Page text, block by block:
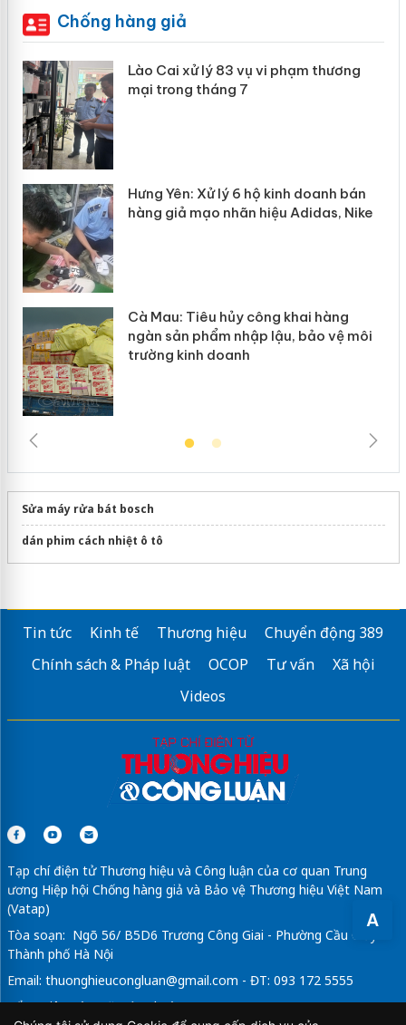
A
Chống hàng giả
Lào Cai xử lý 83 vụ vi phạm thương
mại trong tháng 7
Hưng Yên: Xử lý 6 hộ kinh doanh bán
hàng giả mạo nhãn hiệu Adidas, Nike
Cà Mau: Tiêu hủy công khai hàng
ngàn sản phẩm nhập lậu, bảo vệ môi
trường kinh doanh
Sửa máy rửa bát bosch
dán phim cách nhiệt ô tô
Tin tức Kinh tế Thương hiệu
Chuyển động 389
Chính sách & Pháp luật
OCOP Tư vấn
Xã hội
Videos
Tạp chí điện tử Thương hiệu và Công luận của cơ quan Trung
ương Hiệp hội Chống hàng giả và Bảo vệ Thương hiệu Việt Nam
(Vatap)
Tòa soạn: Ngõ 56/ B5D6 Trương Công Giai - Phường Cầu Giấy -
Thành phố Hà Nội
Email: thuonghieucongluan@gmail.com - ĐT: 093 172 5555
Tổng Biên Tập: Vũ Đức Thuận